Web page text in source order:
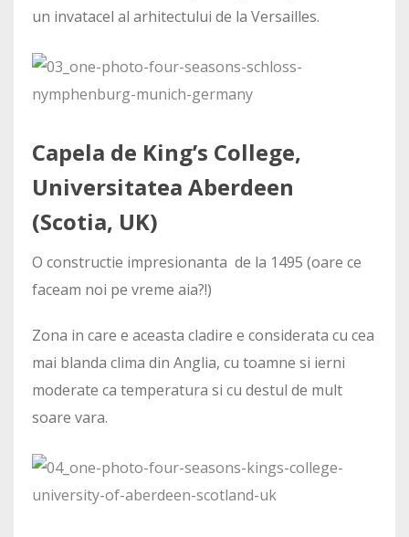
un invatacel al arhitectului de la Versailles.
Capela de King’s College,
Universitatea Aberdeen
(Scotia, UK)
O constructie impresionanta de la 1495 (oare ce
faceam noi pe vreme aia?!)
Zona in care e aceasta cladire e considerata cu cea
mai blanda clima din Anglia, cu toamne si ierni
moderate ca temperatura si cu destul de mult
soare vara.